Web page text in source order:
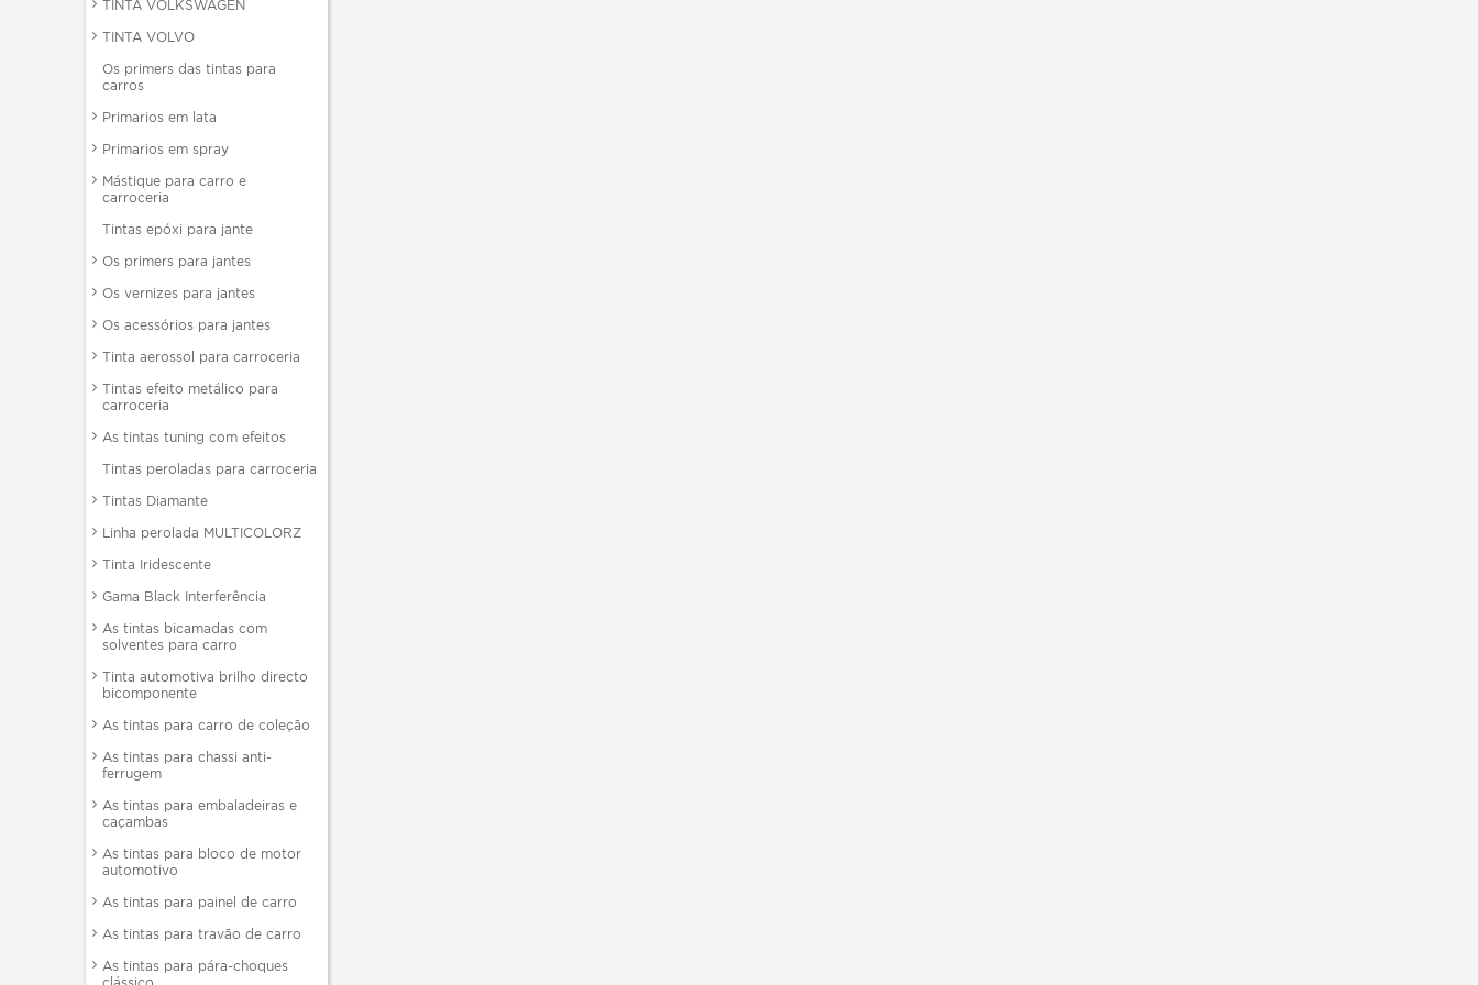
TINTA VOLKSWAGEN
TINTA VOLVO
Os primers das tintas para
carros
Primarios em lata
Primarios em spray
Mástique para carro e
carroceria
Tintas epóxi para jante
Os primers para jantes
Os vernizes para jantes
Os acessórios para jantes
Tinta aerossol para carroceria
Tintas efeito metálico para
carroceria
As tintas tuning com efeitos
Tintas peroladas para carroceria
Tintas Diamante
Linha perolada MULTICOLORZ
Tinta Iridescente
Gama Black Interferência
As tintas bicamadas com
solventes para carro
Tinta automotiva brilho directo
bicomponente
As tintas para carro de coleção
As tintas para chassi anti-
ferrugem
As tintas para embaladeiras e
caçambas
As tintas para bloco de motor
automotivo
As tintas para painel de carro
As tintas para travão de carro
As tintas para pára-choques